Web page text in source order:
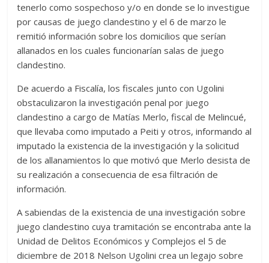
tenerlo como sospechoso y/o en donde se lo investigue
por causas de juego clandestino y el 6 de marzo le
remitió información sobre los domicilios que serían
allanados en los cuales funcionarían salas de juego
clandestino.
De acuerdo a Fiscalía, los fiscales junto con Ugolini
obstaculizaron la investigación penal por juego
clandestino a cargo de Matías Merlo, fiscal de Melincué,
que llevaba como imputado a Peiti y otros, informando al
imputado la existencia de la investigación y la solicitud
de los allanamientos lo que motivó que Merlo desista de
su realización a consecuencia de esa filtración de
información.
A sabiendas de la existencia de una investigación sobre
juego clandestino cuya tramitación se encontraba ante la
Unidad de Delitos Económicos y Complejos el 5 de
diciembre de 2018 Nelson Ugolini crea un legajo sobre